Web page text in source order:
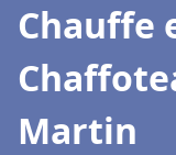
Chauffe
Martin